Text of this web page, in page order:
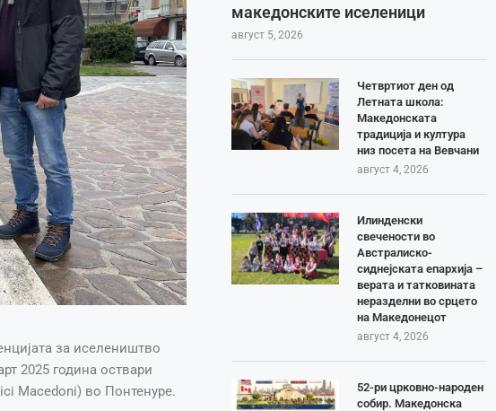
за иселеништво
2025 година оствари
Macedoni) во Понтенуре.
македонските иселеници
август 5, 2026
Четвртиот ден од
Летната школа:
Македонската
традиција и култура
низ посета на Вевчани
август 4, 2026
Илинденски
свечености во
Австралиско-
сиднејската епархија –
верата и татковината
неразделни во срцето
на Македонецот
август 4, 2026
52-ри црковно-народен
собир. Македонска